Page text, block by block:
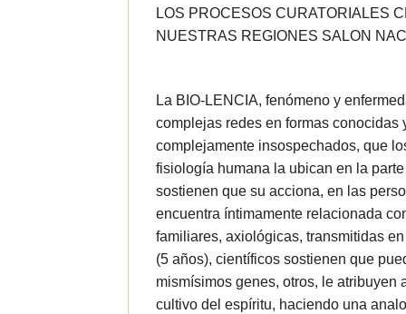
LOS PROCESOS CURATORIALES
NUESTRAS REGIONES SALON
La BIO-LENCIA, fenómeno y
complejas redes en formas conocidas
complejamente insospechados, que
fisiología humana la ubican en la
sostienen que su acciona, en las
encuentra íntimamente relacionada
familiares, axiológicas, transmitidas
(5 años), científicos sostienen que
mismísimos genes, otros, le atribuyen
cultivo del espíritu, haciendo una